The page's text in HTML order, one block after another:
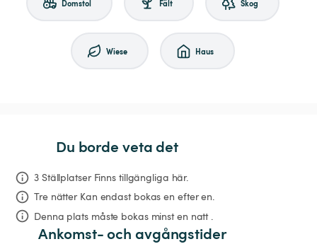
Domstol Fält Skog
Wiese Haus
Du borde veta det
3 Ställplatser Finns tillgängliga här.
Tre nätter Kan endast bokas en efter en.
Denna plats måste bokas minst en natt .
Ankomst- och avgångstider